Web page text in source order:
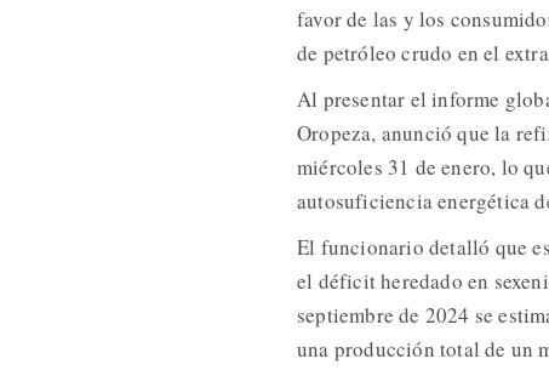
favor de las y los
de petróleo crudo en el
Al presentar el informe
Oropeza, anunció que la
miércoles 31 de enero, lo
autosuficiencia energética
El funcionario detalló que
el déficit heredado en
septiembre de 2024 se
una producción total de un